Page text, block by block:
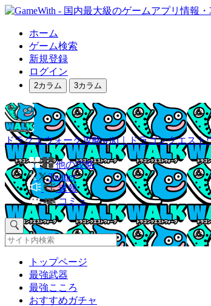
ホーム
ゲーム検索
新規登録
ログイン
2カラム 3カラム
ドラクエウォーク攻略wiki｜ドラゴンクエスト
他の攻略
Twitter
速報
コミュ
トップページ
最強武器
最強こころ
おすすめガチャ